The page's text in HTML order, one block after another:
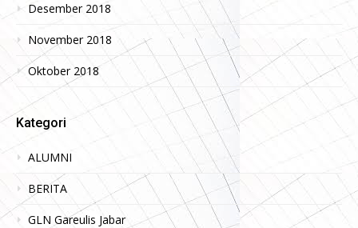
Desember 2018
November 2018
Oktober 2018
Kategori
ALUMNI
BERITA
GLN Gareulis Jabar